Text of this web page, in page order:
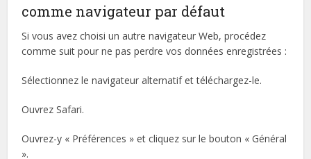
comme navigateur par défaut
Si vous avez choisi un autre navigateur Web, procédez
comme suit pour ne pas perdre vos données enregistrées :
Sélectionnez le navigateur alternatif et téléchargez-le.
Ouvrez Safari.
Ouvrez-y « Préférences » et cliquez sur le bouton « Général
».